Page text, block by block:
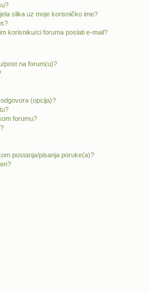
slika uz moje korisničko ime?
korisniku/ci foruma poslati e-mail?
post na forum(u)?
(opcija)?
forumu?
postanja/pisanja poruke(a)?